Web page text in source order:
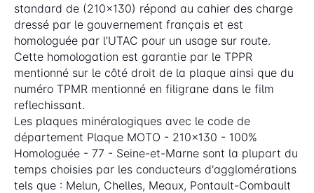
standard de (210x130) répond au cahier des charge
dressé par le gouvernement français et est
homologuée par l’UTAC pour un usage sur route.
Cette homologation est garantie par le TPPR
mentionné sur le côté droit de la plaque ainsi que du
numéro TPMR mentionné en filigrane dans le film
reflechissant.
Les plaques minéralogiques avec le code de
département Plaque MOTO - 210x130 - 100%
Homologuée - 77 - Seine-et-Marne sont la plupart du
temps choisies par les conducteurs d'agglomérations
tels que : Melun, Chelles, Meaux, Pontault-Combault